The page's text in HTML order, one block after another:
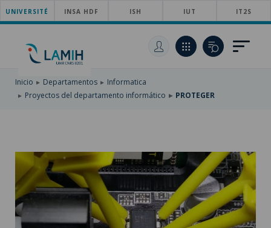
SKIP
TO
NAVIGATION
PASAR
CONTENIDO
PRINCIPAL
SKIP
UNIVERSITÉ INSA HDF ISH IUT IT2S
Inicio Departamentos
Informatica
Proyectos del departamento informático
PROTEGER